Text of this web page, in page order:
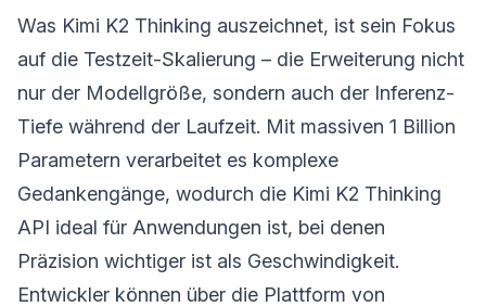
Was Kimi K2 Thinking auszeichnet, ist sein Fokus
auf die Testzeit-Skalierung – die Erweiterung nicht
nur der Modellgröße, sondern auch der Inferenz-
Tiefe während der Laufzeit. Mit massiven 1 Billion
Parametern verarbeitet es komplexe
Gedankengänge, wodurch die Kimi K2 Thinking
API ideal für Anwendungen ist, bei denen
Präzision wichtiger ist als Geschwindigkeit.
Entwickler können über die Plattform von